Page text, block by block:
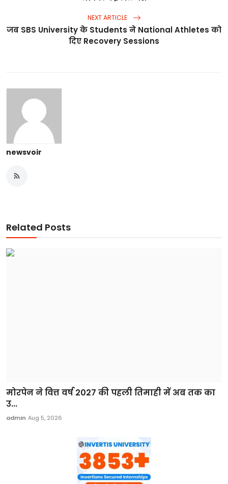
NEXT ARTICLE
जब SBS University के Students ने National Athletes को
दिए Recovery Sessions
newsvoir
Related Posts
मोरपेन ने वित्त वर्ष 2027 की पहली तिमाही में अब तक का
उ...
admin Aug 5, 2026